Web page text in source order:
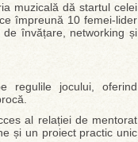
muzicală dă startul celei
împreună 10 femei-lider
învățare, networking și
regulile jocului, oferind
al relației de mentorat
și un proiect practic unic